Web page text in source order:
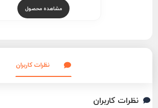
مشاهده محصول
نظرات کاربران
نظرات کاربران